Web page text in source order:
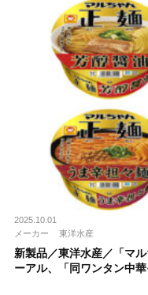
2025.10.01
メーカー
東洋水産
新製品／東洋水産／「マ
ーアル、「同ワンタン中